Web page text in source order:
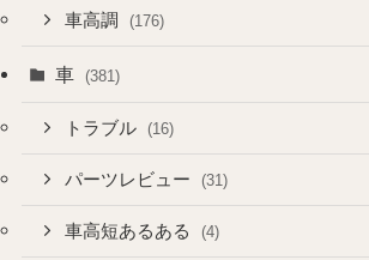
車高調 (176)
車 (381)
トラブル (16)
パーツレビュー (31)
車高短あるある (4)